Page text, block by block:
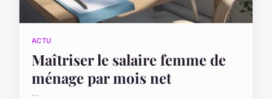
ACTU
Maîtriser le salaire femme de
ménage par mois net
...